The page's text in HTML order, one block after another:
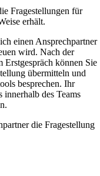
Fragestellungen für
erhält.
einen Ansprechpartner
wird. Nach der
können Sie
übermitteln und
besprechen. Ihr
innerhalb des Teams
die Fragestellung